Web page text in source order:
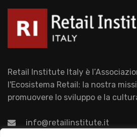
Retail Institute Italy è
l'Ecosistema Retail: la nostra
promuovere lo sviluppo e la
info@retailinstitute.it